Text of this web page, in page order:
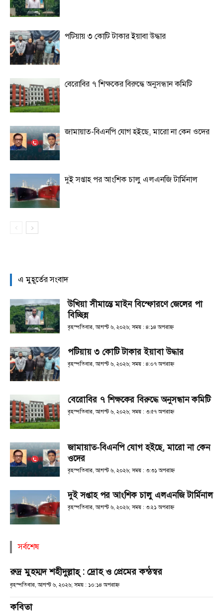
পটিয়ায় ৩ কোটি টাকার ইয়াবা উদ্ধার
বেরোবির ৭ শিক্ষকের বিরুদ্ধে অনুসন্ধান কমিটি
জামায়াত-বিএনপি যোগ হইছে, মারো না কেন ওদের
দুই সপ্তাহ পর আংশিক চালু এলএনজি টার্মিনাল
এ মুহূর্তের সংবাদ
উখিয়া সীমান্তে মাইন বিস্ফোরণে জেলের পা
বিচ্ছিন্ন
বৃহস্পতিবার, আগস্ট ৬, ২০২৬; সময় : ৪:১৪ অপরাহ্ণ
পটিয়ায় ৩ কোটি টাকার ইয়াবা উদ্ধার
বৃহস্পতিবার, আগস্ট ৬, ২০২৬; সময় : ৪:০৭ অপরাহ্ণ
বেরোবির ৭ শিক্ষকের বিরুদ্ধে অনুসন্ধান কমিটি
বৃহস্পতিবার, আগস্ট ৬, ২০২৬; সময় : ৩:৫৭ অপরাহ্ণ
জামায়াত-বিএনপি যোগ হইছে, মারো না কেন
ওদের
বৃহস্পতিবার, আগস্ট ৬, ২০২৬; সময় : ৩:৩১ অপরাহ্ণ
দুই সপ্তাহ পর আংশিক চালু এলএনজি টার্মিনাল
বৃহস্পতিবার, আগস্ট ৬, ২০২৬; সময় : ৩:২১ অপরাহ্ণ
সর্বশেষ
রুদ্র মুহম্মদ শহীদুল্লাহ্ : দ্রোহ ও প্রেমের কন্ঠস্বর
বৃহস্পতিবার, আগস্ট ৬, ২০২৬; সময় : ১০:১৪ অপরাহ্ণ
কবিতা